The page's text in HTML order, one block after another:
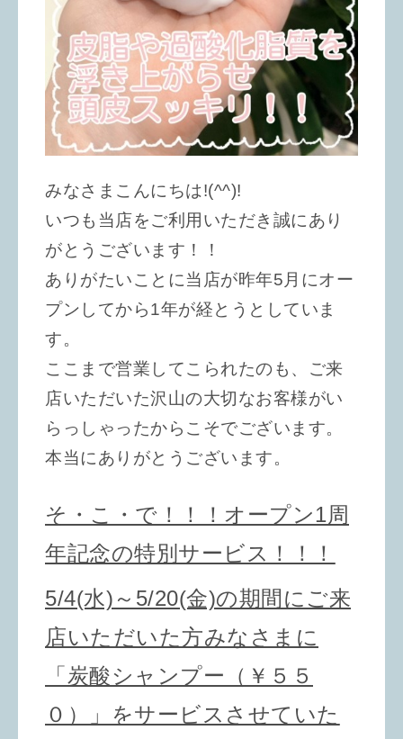
みなさまこんにちは!(^^)!
いつも当店をご利用いただき誠にあり
がとうございます！！
ありがたいことに当店が昨年5月にオー
プンしてから1年が経とうとしていま
す。
ここまで営業してこられたのも、ご来
店いただいた沢山の大切なお客様がい
らっしゃったからこそでございます。
本当にありがとうございます。
そ・こ・で！！！オープン1周
年記念の特別サービス！！！
5/4(水)～5/20(金)の期間にご来
店いただいた方みなさまに
「炭酸シャンプー（￥５５
０）」をサービスさせていた